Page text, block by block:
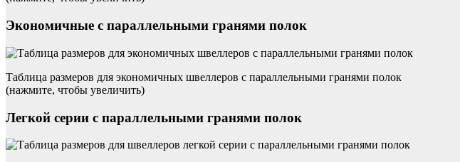
Экономичные с параллельными гранями полок
Таблица размеров для экономичных швеллеров с параллельными гранями полок
(нажмите, чтобы увеличить)
Легкой серии с параллельными гранями полок